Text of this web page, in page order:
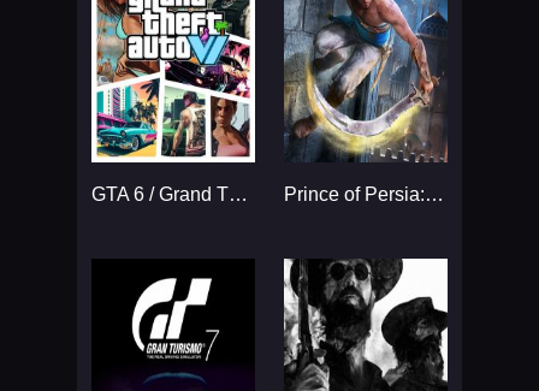
GTA 6 / Grand Theft Auto VI Prince of Persia: The Sands